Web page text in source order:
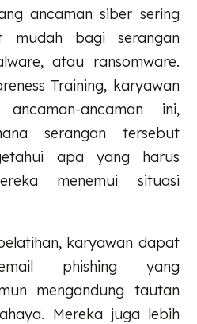
ancaman siber sering
mudah bagi serangan
atau ransomware.
Training, karyawan
ancaman ini,
serangan tersebut
apa yang harus
menemui situasi
karyawan dapat
phishing yang
mengandung tautan
Mereka juga lebih